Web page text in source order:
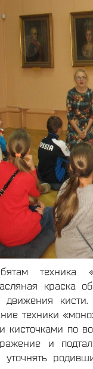
техника
краска
кисти.
техники
кисточками по
и
уточнять